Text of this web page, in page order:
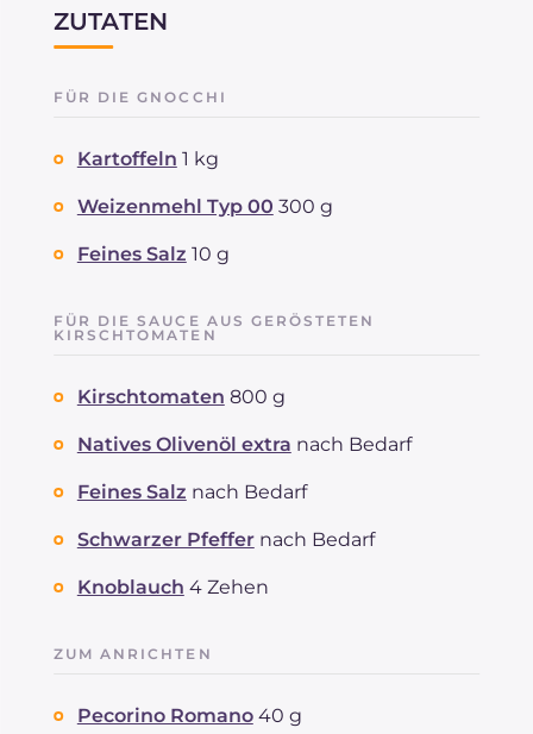
ZUTATEN
FÜR DIE GNOCCHI
Kartoffeln 1 kg
Weizenmehl Typ 00 300 g
Feines Salz 10 g
FÜR DIE SAUCE AUS GERÖSTETEN
KIRSCHTOMATEN
Kirschtomaten 800 g
Natives Olivenöl extra nach Bedarf
Feines Salz nach Bedarf
Schwarzer Pfeffer nach Bedarf
Knoblauch 4 Zehen
ZUM ANRICHTEN
Pecorino Romano 40 g